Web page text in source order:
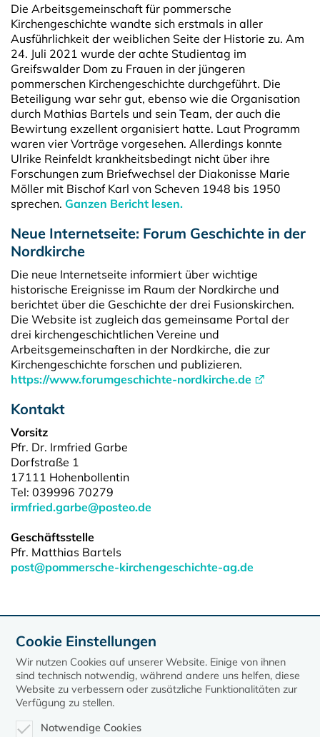
Die Arbeitsgemeinschaft für pommersche
Kirchengeschichte wandte sich erstmals in aller
Ausführlichkeit der weiblichen Seite der Historie zu. Am
24. Juli 2021 wurde der achte Studientag im
Greifswalder Dom zu Frauen in der jüngeren
pommerschen Kirchengeschichte durchgeführt. Die
Beteiligung war sehr gut, ebenso wie die Organisation
durch Mathias Bartels und sein Team, der auch die
Bewirtung exzellent organisiert hatte. Laut Programm
waren vier Vorträge vorgesehen. Allerdings konnte
Ulrike Reinfeldt krankheitsbedingt nicht über ihre
Forschungen zum Briefwechsel der Diakonisse Marie
Möller mit Bischof Karl von Scheven 1948 bis 1950
sprechen. Ganzen Bericht lesen.
Neue Internetseite: Forum Geschichte in der
Nordkirche
Die neue Internetseite informiert über wichtige
historische Ereignisse im Raum der Nordkirche und
berichtet über die Geschichte der drei Fusionskirchen.
Die Website ist zugleich das gemeinsame Portal der
drei kirchengeschichtlichen Vereine und
Arbeitsgemeinschaften in der Nordkirche, die zur
Kirchengeschichte forschen und publizieren.
https://www.forumgeschichte-nordkirche.de
Kontakt
Vorsitz
Pfr. Dr. Irmfried Garbe
Dorfstraße 1
17111 Hohenbollentin
Tel: 039996 70279​​​​​​​
irmfried.garbe@posteo.de
Geschäftsstelle
Pfr. Matthias Bartels
post@pommersche-kirchengeschichte-ag.de
Cookie Einstellungen
Wir nutzen Cookies auf unserer Website. Einige von ihnen
sind technisch notwendig, während andere uns helfen, diese
Website zu verbessern oder zusätzliche Funktionalitäten zur
Verfügung zu stellen.
Notwendige Cookies